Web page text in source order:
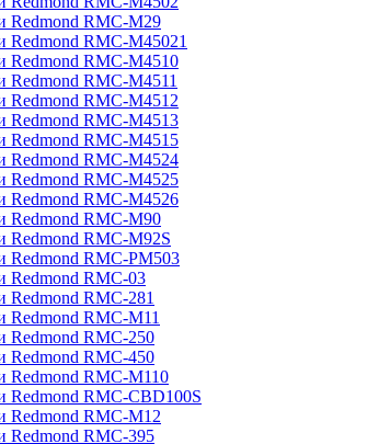
Redmond RMC-M29
Redmond RMC-M45021
Redmond RMC-M4510
Redmond RMC-M4511
Redmond RMC-M4512
Redmond RMC-M4513
Redmond RMC-M4515
Redmond RMC-M4524
Redmond RMC-M4525
Redmond RMC-M4526
Redmond RMC-M90
Redmond RMC-M92S
Redmond RMC-PM503
Redmond RMC-03
Redmond RMC-281
Redmond RMC-M11
Redmond RMC-250
Redmond RMC-450
Redmond RMC-M110
Redmond RMC-CBD100S
Redmond RMC-M12
Redmond RMC-395